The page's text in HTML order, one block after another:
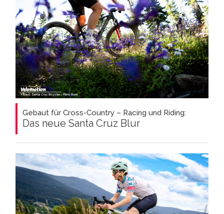
Gebaut für Cross-Country – Racing und Riding:
Das neue Santa Cruz Blur